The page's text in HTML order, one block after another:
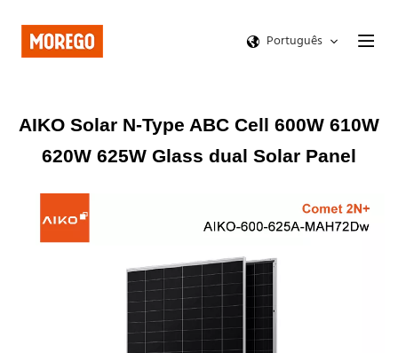
Português
AIKO Solar N-Type ABC Cell 600W 610W
620W 625W Glass dual Solar Panel